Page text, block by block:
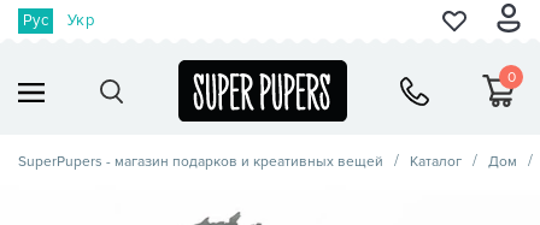
Рус Укр
0
SuperPupers - магазин подарков и креативных вещей Каталог Дом